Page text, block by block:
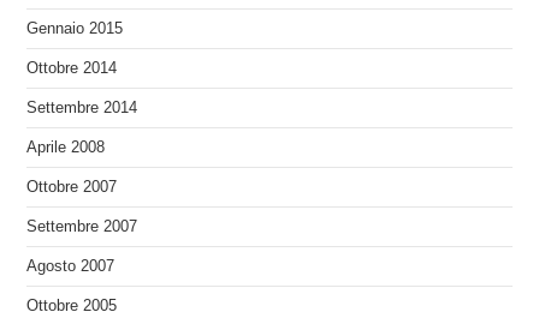
Gennaio 2015
Ottobre 2014
Settembre 2014
Aprile 2008
Ottobre 2007
Settembre 2007
Agosto 2007
Ottobre 2005